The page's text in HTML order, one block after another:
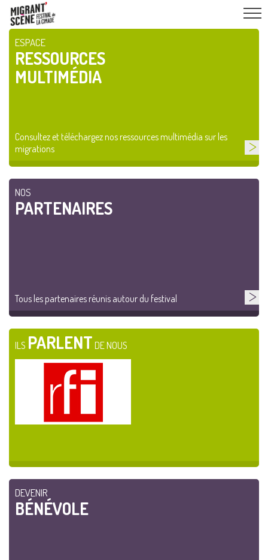
ESPACE
RESSOURCES
MULTIMÉDIA
Consultez et téléchargez nos ressources multimédia sur les
migrations
NOS
PARTENAIRES
Tous les partenaires réunis autour du festival
ILS PARLENT DE NOUS
DEVENIR
BÉNÉVOLE